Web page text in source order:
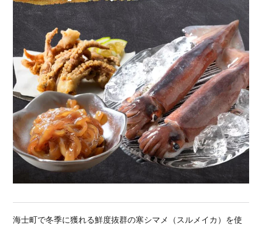
海士町で冬季に獲れる鮮度抜群の寒シマメ（スルメイカ）を使